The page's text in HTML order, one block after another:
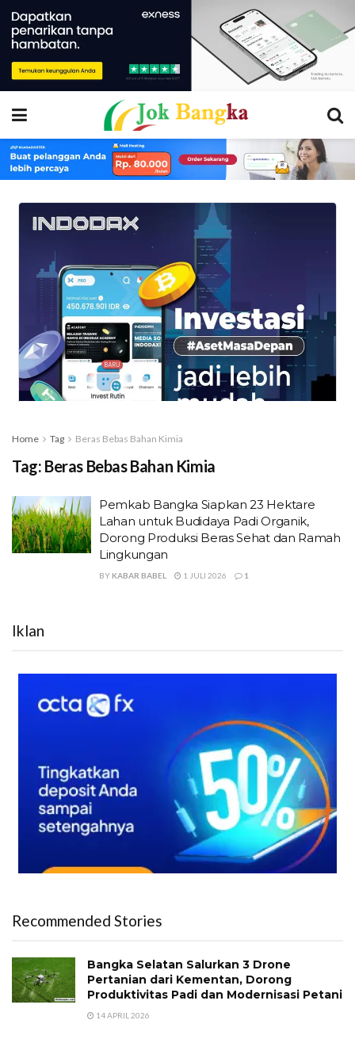
Home Tag Beras Bebas Bahan Kimia
Tag: Beras Bebas Bahan Kimia
Pemkab Bangka Siapkan 23 Hektare
Lahan untuk Budidaya Padi Organik,
Dorong Produksi Beras Sehat dan Ramah
Lingkungan
BY KABAR BABEL 1 JULI 2026 1
Iklan
Recommended Stories
Bangka Selatan Salurkan 3 Drone
Pertanian dari Kementan, Dorong
Produktivitas Padi dan Modernisasi Petani
14 APRIL 2026